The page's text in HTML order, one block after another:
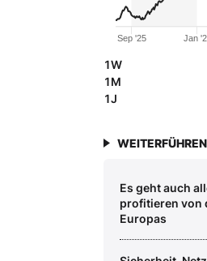
Jan
Sep '25
1W
1M
1J
Es geht auch
profitieren von
Europas